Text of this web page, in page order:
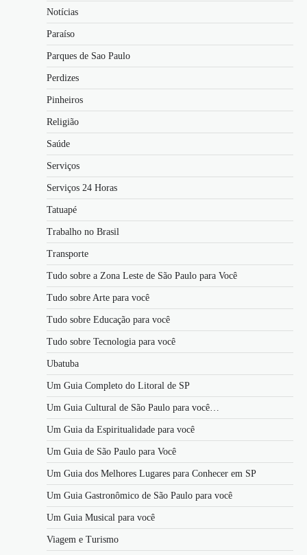
Notícias
Paraíso
Parques de Sao Paulo
Perdizes
Pinheiros
Religião
Saúde
Serviços
Serviços 24 Horas
Tatuapé
Trabalho no Brasil
Transporte
Tudo sobre a Zona Leste de São Paulo para Você
Tudo sobre Arte para você
Tudo sobre Educação para você
Tudo sobre Tecnologia para você
Ubatuba
Um Guia Completo do Litoral de SP
Um Guia Cultural de São Paulo para você…
Um Guia da Espiritualidade para você
Um Guia de São Paulo para Você
Um Guia dos Melhores Lugares para Conhecer em SP
Um Guia Gastronômico de São Paulo para você
Um Guia Musical para você
Viagem e Turismo